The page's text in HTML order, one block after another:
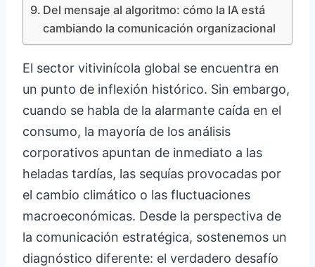
Del mensaje al algoritmo: cómo la IA está
cambiando la comunicación organizacional
El sector vitivinícola global se encuentra en
un punto de inflexión histórico. Sin embargo,
cuando se habla de la alarmante caída en el
consumo, la mayoría de los análisis
corporativos apuntan de inmediato a las
heladas tardías, las sequías provocadas por
el cambio climático o las fluctuaciones
macroeconómicas. Desde la perspectiva de
la comunicación estratégica, sostenemos un
diagnóstico diferente: el verdadero desafío